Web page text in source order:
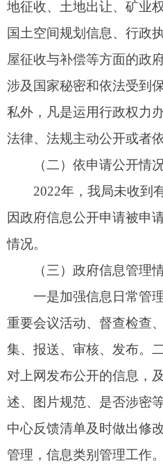
情况。
（三）政府信息管理情况
一是加强信息日常管理，
重要会议活动、督查检查、地
集、报送、审核、发布。二是加
述、图片规范、是否涉密等情况
中心反馈清单及时做出修改。三
管理，信息类别管理工作。四
确保信息发布做到“先审查、后
（四）平台建设情况
资源局属于应当主动公开范围的
询，根据政务公开工作要求和
阿图什市自然资源局政务公开
新目录和相关信息内容，坚决
等问题的出现，提高政府网站
好政务信息的管理工作，确保政
够有序开展。
（五）监督保障情况